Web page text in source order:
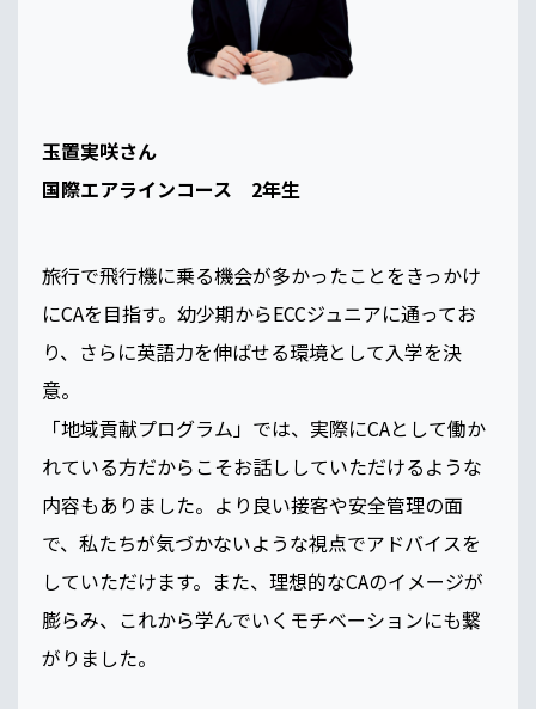
玉置実咲さん
国際エアラインコース 2年生
旅行で飛行機に乗る機会が多かったことをきっかけ
にCAを目指す。幼少期からECCジュニアに通ってお
り、さらに英語力を伸ばせる環境として入学を決
意。
「地域貢献プログラム」では、実際にCAとして働か
れている方だからこそお話ししていただけるような
内容もありました。より良い接客や安全管理の面
で、私たちが気づかないような視点でアドバイスを
していただけます。また、理想的なCAのイメージが
膨らみ、これから学んでいくモチベーションにも繋
がりました。